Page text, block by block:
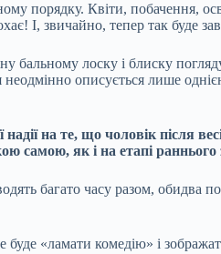
порядку. Квіти, побачення,
І, звичайно, тепер так буде
бальному лоску і блиску
неодмінно описується лише
на те, що чоловік після
самою, як і на етапі раннього
багато часу разом, обидва
«ламати комедію» і